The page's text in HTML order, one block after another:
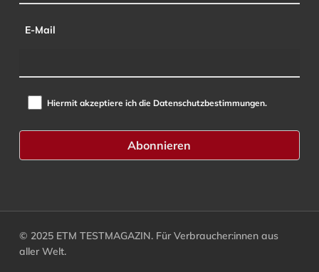
E-Mail
Hiermit akzeptiere ich die Datenschutzbestimmungen.
© 2025 ETM TESTMAGAZIN. Für Verbraucher:innen aus
aller Welt.